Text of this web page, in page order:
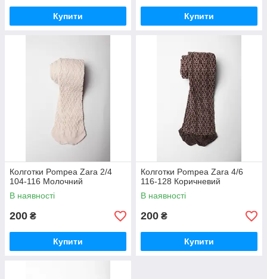
Купити Купити
Колготки Pompea Zara 2/4
104-116 Молочний
В наявності
200 ₴
Купити
Колготки Pompea Zara 4/6
116-128 Коричневий
В наявності
200 ₴
Купити